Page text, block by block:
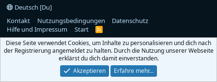
Deutsch [Du]
Kontakt
Nutzungsbedingungen
Datenschutz
Hilfe und Impressum
Start
R
S
Diese Seite verwendet Cookies, um Inhalte zu personalisieren und dich nach
der Registrierung angemeldet zu halten. Durch die Nutzung unserer Webseite
erklärst du dich damit einverstanden.
Akzeptieren
Erfahre mehr…